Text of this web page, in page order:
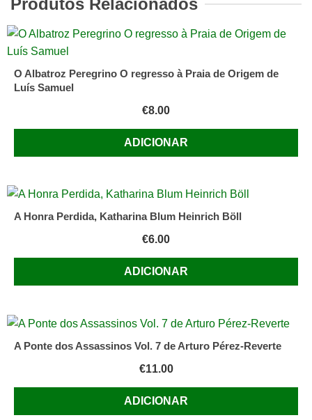
Crusoe
de
Daniel
Tradução:
Produtos Relacionados
O Albatroz Peregrino O regresso à Praia de Origem de
Luís Samuel
€8.00
ADICIONAR
A Honra Perdida, Katharina Blum Heinrich Böll
€6.00
ADICIONAR
A Ponte dos Assassinos Vol. 7 de Arturo Pérez-Reverte
€11.00
ADICIONAR